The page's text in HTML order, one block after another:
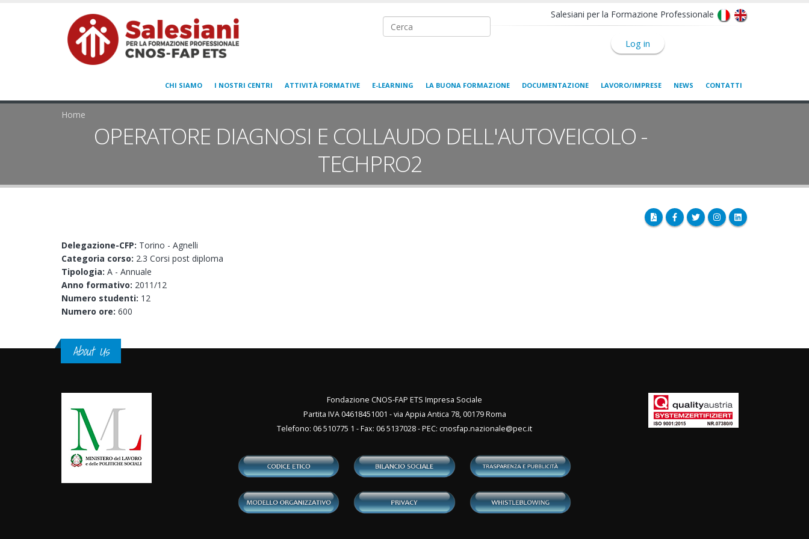
Salesiani per la Formazione Professionale
Log in
Ricerca nel sito
CHI SIAMO I NOSTRI CENTRI ATTIVITÀ FORMATIVE E-LEARNING LA BUONA FORMAZIONE DOCUMENTAZIONE LAVORO/IMPRESE NEWS CONTATTI
Home
OPERATORE DIAGNOSI E COLLAUDO DELL'AUTOVEICOLO -
TECHPRO2
Delegazione-CFP: Torino - Agnelli
Categoria corso: 2.3 Corsi post diploma
Tipologia: A - Annuale
Anno formativo: 2011/12
Numero studenti: 12
Numero ore: 600
About Us
Fondazione CNOS-FAP ETS Impresa Sociale
Partita IVA 04618451001 - via Appia Antica 78, 00179 Roma
Telefono: 06 510775 1 - Fax: 06 5137028 - PEC: cnosfap.nazionale@pec.it